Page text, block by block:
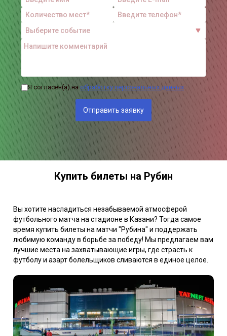
Я согласен(а) на обработку персональных данных
Отправить заявку
Купить билеты на Рубин
Вы хотите насладиться незабываемой атмосферой
футбольного матча на стадионе в Казани? Тогда самое
время купить билеты на матчи "Рубина" и поддержать
любимую команду в борьбе за победу! Мы предлагаем вам
лучшие места на захватывающие игры, где страсть к
футболу и азарт болельщиков сливаются в единое целое.